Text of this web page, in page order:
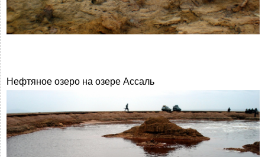
Нефтяное озеро на озере Ассаль